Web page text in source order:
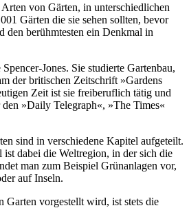
von Gärten, in unterschiedlichen
Gärten die sie sehen sollten, bevor
den berühmtesten ein Denkmal in
Jones. Sie studierte Gartenbau,
der britischen Zeitschrift »Gardens
Zeit ist sie freiberuflich tätig und
»Daily Telegraph«, »The Times«
sind in verschiedene Kapitel aufgeteilt.
dabei die Weltregion, in der sich die
man zum Beispiel Grünanlagen vor,
auf Inseln.
Garten vorgestellt wird, ist stets die